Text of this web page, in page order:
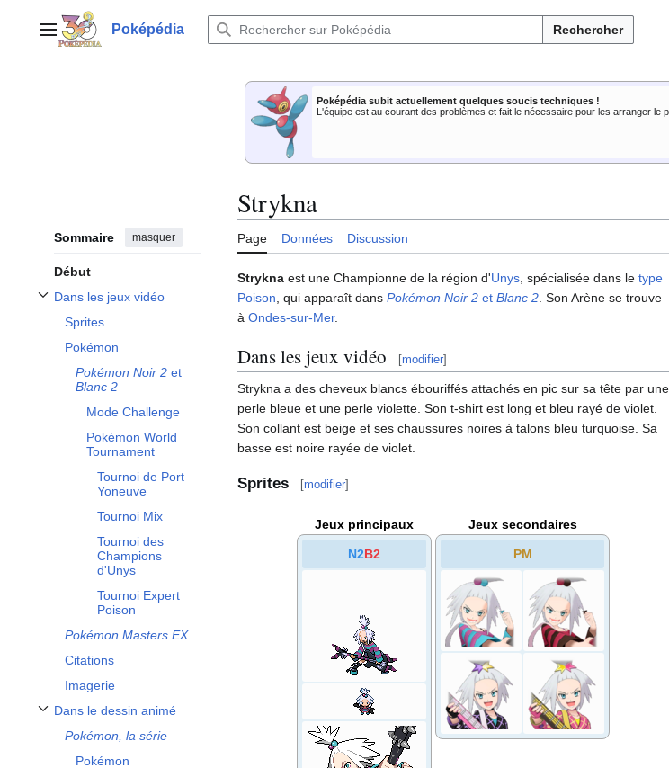
contenuMenu principalPoképédia Rechercher
Poképédia subit actuellement quelques soucis techniques !
L'équipe est au courant des problèmes et fait le nécessaire pour les arranger le
Sommaire masquer
Début
Dans les jeux vidéo
Afficher / masquer la sous-section Dans les jeux vidéo
Sprites
Pokémon
Pokémon Noir 2 et
Blanc 2
Mode Challenge
Pokémon World
Tournament
Tournoi de Port
Yoneuve
Tournoi Mix
Tournoi des
Champions
d'Unys
Tournoi Expert
Poison
Pokémon Masters EX
Citations
Imagerie
Dans le dessin animé
Afficher / masquer la sous-section Dans le dessin animé
Pokémon, la série
Pokémon
Strykna
Page Données Discussion
Strykna est une Championne de la région d'Unys , spécialisée dans le type
Poison , qui apparaît dans Pokémon Noir 2 et Blanc 2 . Son Arène se trouve
à Ondes-sur-Mer.
Dans les jeux vidéo [modifier]
Strykna a des cheveux blancs ébouriffés attachés en pic sur sa tête par une
perle bleue et une perle violette. Son t-shirt est long et bleu rayé de violet.
Son collant est beige et ses chaussures noires à talons bleu turquoise. Sa
basse est noire rayée de violet.
Sprites [modifier]
Jeux principaux
N2B2
Jeux secondaires
PM